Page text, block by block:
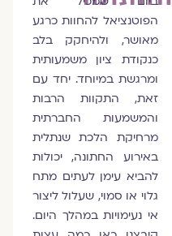
הפוטנציאל להחוות כרגע
מאושר, ולהיחקק בלב
כנקודת ציון משמעותית
ומרגשת במיוחד. יחד עם
זאת, התקוות הרבות
והמשמעות החברתית
מרחיקת הלכת שנתלית
באירוע החתונה, יכולות
להביא עימן לעתים מתח
גלוי או סמוי, שעלול ליצור
אי נעימויות במהלך היום.